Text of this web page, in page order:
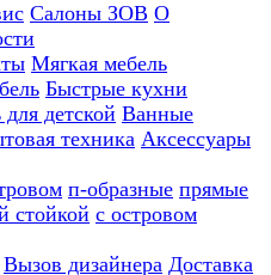
Салоны ЗОВ О
Мягкая мебель
Быстрые кухни
детской Ванные
техника Аксессуары
п-образные прямые
стойкой с островом
Вызов дизайнера Доставка